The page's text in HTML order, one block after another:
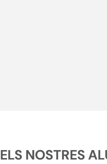
ELS NOSTRES